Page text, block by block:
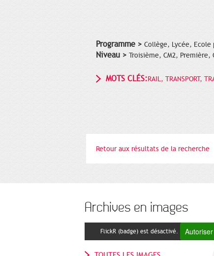
Programme > Collège, Lycée, Ecole
Niveau > Troisième, CM2, Première,
MOTS CLÉS:RAIL, TRANSPORT,
Retour aux résultats de la recherche
Archives en images
FlickR (badge) est désactivé. Autoriser